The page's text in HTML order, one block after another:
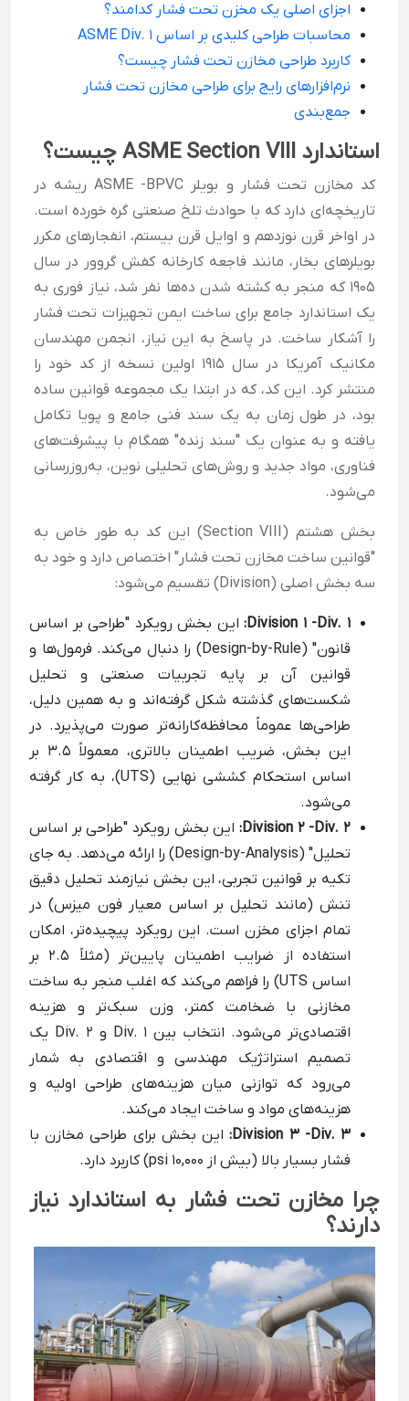
اجزای اصلی یک مخزن تحت فشار کدامند؟
محاسبات طراحی کلیدی بر اساس ASME Div. 1
کاربرد طراحی مخازن تحت فشار چیست؟
نرم‌افزارهای رایج برای طراحی مخازن تحت فشار
جمع‌بندی
استاندارد چیست؟
کد مخازن تحت فشار و بویلر ASME -BPVC ریشه در
تاریخچه‌ای دارد که با حوادث تلخ صنعتی گره خورده است.
در اواخر قرن نوزدهم و اوایل قرن بیستم، انفجارهای مکرر
بویلرهای بخار، مانند فاجعه کارخانه کفش گروور در سال
1905 که منجر به کشته شدن ده‌ها نفر شد، نیاز فوری به
یک استاندارد جامع برای ساخت ایمن تجهیزات تحت فشار
را آشکار ساخت. در پاسخ به این نیاز، انجمن مهندسان
مکانیک آمریکا در سال 1915 اولین نسخه از کد خود را
منتشر کرد. این کد، که در ابتدا یک مجموعه قوانین ساده
بود، در طول زمان به یک سند فنی جامع و پویا تکامل
یافته و به عنوان یک "سند زنده" همگام با پیشرفت‌های
فناوری، مواد جدید و روش‌های تحلیلی نوین، به‌روزرسانی
می‌شود.
بخش هشتم (Section VIII) این کد به طور خاص به
"قوانین ساخت مخازن تحت فشار" اختصاص دارد و خود به
سه بخش اصلی (Division) تقسیم می‌شود:
Division 1 -Div. 1:این بخش رویکرد "طراحی بر اساس
قانون" (Design-by-Rule) را دنبال می‌کند. فرمول‌ها و
قوانین آن بر پایه تجربیات صنعتی و تحلیل
شکست‌های گذشته شکل گرفته‌اند و به همین دلیل،
طراحی‌ها عموماً محافظه‌کارانه‌تر صورت می‌پذیرد. در
این بخش، ضریب اطمینان بالاتری، معمولاً 3.5 بر
اساس استحکام کششی نهایی (UTS)، به کار گرفته
می‌شود.
Division 2 -Div. 2: این بخش رویکرد "طراحی بر اساس
تحلیل" (Design-by-Analysis) را ارائه می‌دهد. به جای
تکیه بر قوانین تجربی، این بخش نیازمند تحلیل دقیق
تنش (مانند تحلیل بر اساس معیار فون میزس) در
تمام اجزای مخزن است. این رویکرد پیچیده‌تر، امکان
استفاده از ضرایب اطمینان پایین‌تر (مثلاً 2.5 بر
اساس UTS) را فراهم می‌کند که اغلب منجر به ساخت
مخازنی با ضخامت کمتر، وزن سبک‌تر و هزینه
اقتصادی‌تر می‌شود. انتخاب بین Div. 1 و Div. 2 یک
تصمیم استراتژیک مهندسی و اقتصادی به شمار
می‌رود که توازنی میان هزینه‌های طراحی اولیه و
هزینه‌های مواد و ساخت ایجاد می‌کند.
Division 3 -Div. 3:این بخش برای طراحی مخازن با
فشار بسیار بالا (بیش از 10,000 psi) کاربرد دارد.
چرا مخازن تحت فشار به استاندارد نیاز
دارند؟